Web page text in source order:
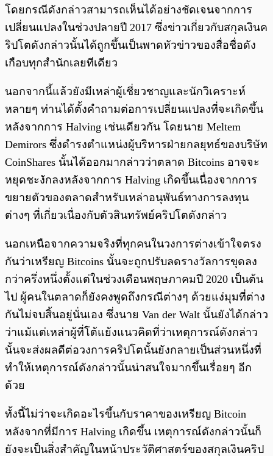
โดยกรณีดังกล่าวสามารถเห็นได้อย่างชัดเจนจากการ
เปลี่ยนแปลงในช่วงปลายปี 2017 ซึ่งข่าวเกี่ยวกับสกุลเงินค
ริปโตดังกล่าวนั้นได้ถูกขึ้นเป็นพาดหัวข่าวของสื่อชื่อดัง
เกือบทุกสำนักเลยทีเดียว
นอกจากนี้แล้วยังมีเหล่าผู้เชี่ยวชาญและนักวิเคราะห์
หลายๆ ท่านได้ตั้งคำถามต่อการเปลี่ยนแปลงที่จะเกิดขึ้น
หลังจากการ Halving เช่นเดียวกัน โดยนาย Meltem
Demirors ซึ่งดำรงตำแหน่งผู้บริหารฝ่ายกลยุทธ์ของบริษัท
CoinShares นั้นได้ออกมากล่าวว่าตลาด Bitcoins อาจจะ
หยุดชะงักลงหลังจากการ Halving เกิดขึ้นเนื่องจากการ
ขยายตัวของตลาดสำหรับเหล่าอนุพันธ์ทางการลงทุน
ต่างๆ ที่เกี่ยวเนื่องกับตัวสินทรัพย์คริปโตดังกล่าว
นอกเหนือจากความจริงที่ทุกคนในวงการต่างเข้าใจตรง
กันว่าเหรียญ Bitcoins นั้นจะถูกปรับลดรางวัลการขุดลง
กว่าครึ่งหนึ่งตั้งแต่ในช่วงเดือนพฤษภาคมปี 2020 เป็นต้น
ไป ผู้คนในตลาดก็ยังคงพูดถึงกรณีต่างๆ ด้วยแง่มุมที่ต่าง
กันไม่จบสิ้นอยู่นั่นเอง ซึ่งนาย Van der Walt นั้นยังได้กล่าว
ว่าแม้แต่เหล่าผู้ที่โต้แย้งแนวคิดที่ว่าเหตุการณ์ดังกล่าว
นั้นจะส่งผลดีต่อวงการคริปโตนั้นยังกลายเป็นส่วนหนึ่งที่
ทำให้เหตุการณ์ดังกล่าวนั้นน่าสนใจมากขึ้นเรื่อยๆ อีก
ด้วย
ทั้งนี้ไม่ว่าจะเกิดอะไรขึ้นกับราคาของเหรียญ Bitcoin
หลังจากที่มีการ Halving เกิดขึ้น เหตุการณ์ดังกล่าวนั้นก็
ยังจะเป็นสิ่งสำคัญในหน้าประวัติศาสตร์ของสกุลเงินคริป